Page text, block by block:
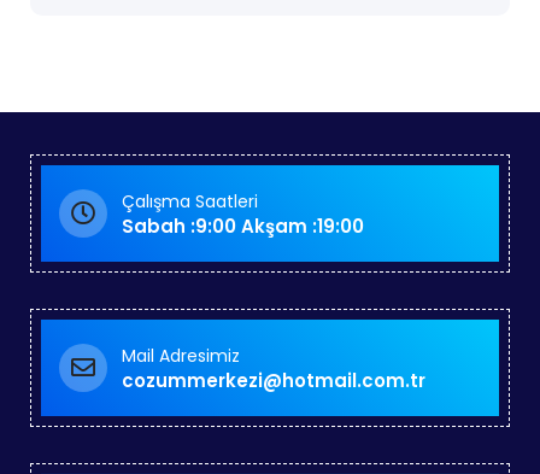
Çalışma Saatleri
Sabah :9:00 Akşam :19:00
Mail Adresimiz
cozummerkezi@hotmail.com.tr